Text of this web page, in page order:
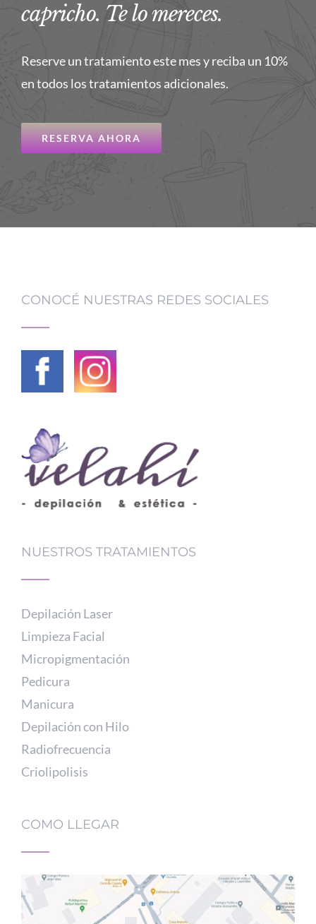
capricho. Te lo mereces.
Reserve un tratamiento este mes y reciba un 10%
en todos los tratamientos adicionales.
RESERVA AHORA
CONOCÉ NUESTRAS REDES SOCIALES
NUESTROS TRATAMIENTOS
Depilación Laser
Limpieza Facial
Micropigmentación
Pedicura
Manicura
Depilación con Hilo
Radiofrecuencia
Criolipolisis
COMO LLEGAR